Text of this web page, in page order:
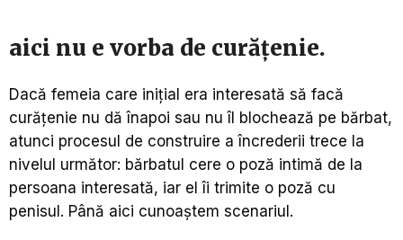
aici nu e vorba de curățenie.
Dacă femeia care inițial era interesată să facă
curățenie nu dă înapoi sau nu îl blochează pe bărbat,
atunci procesul de construire a încrederii trece la
nivelul următor: bărbatul cere o poză intimă de la
persoana interesată, iar el îi trimite o poză cu
penisul. Până aici cunoaștem scenariul.